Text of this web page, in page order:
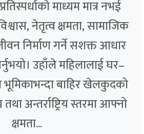
माध्यम मात्र नभई
नेतृत्व क्षमता, सामाजिक
निर्माण गर्ने सशक्त आधार
उहाँले महिलालाई घर–
भूमिकाभन्दा बाहिर खेलकुदको
तथा अन्तर्राष्ट्रिय स्तरमा आफ्नो
क्षमता...